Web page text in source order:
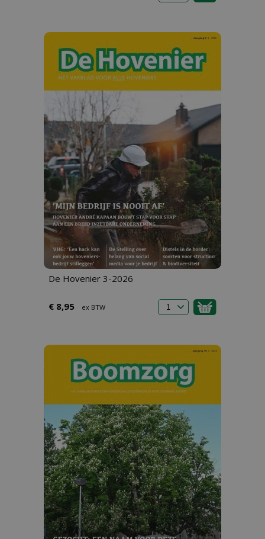
De Hovenier 3-2026
€ 8,95 ex BTW